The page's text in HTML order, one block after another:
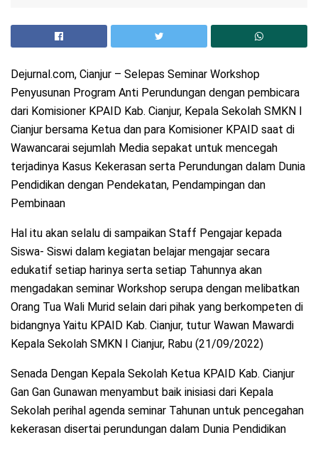
Dejurnal.com, Cianjur – Selepas Seminar Workshop
Penyusunan Program Anti Perundungan dengan pembicara
dari Komisioner KPAID Kab. Cianjur, Kepala Sekolah SMKN I
Cianjur bersama Ketua dan para Komisioner KPAID saat di
Wawancarai sejumlah Media sepakat untuk mencegah
terjadinya Kasus Kekerasan serta Perundungan dalam Dunia
Pendidikan dengan Pendekatan, Pendampingan dan
Pembinaan
Hal itu akan selalu di sampaikan Staff Pengajar kepada
Siswa- Siswi dalam kegiatan belajar mengajar secara
edukatif setiap harinya serta setiap Tahunnya akan
mengadakan seminar Workshop serupa dengan melibatkan
Orang Tua Wali Murid selain dari pihak yang berkompeten di
bidangnya Yaitu KPAID Kab. Cianjur, tutur Wawan Mawardi
Kepala Sekolah SMKN I Cianjur, Rabu (21/09/2022)
Senada Dengan Kepala Sekolah Ketua KPAID Kab. Cianjur
Gan Gan Gunawan menyambut baik inisiasi dari Kepala
Sekolah perihal agenda seminar Tahunan untuk pencegahan
kekerasan disertai perundungan dalam Dunia Pendidikan